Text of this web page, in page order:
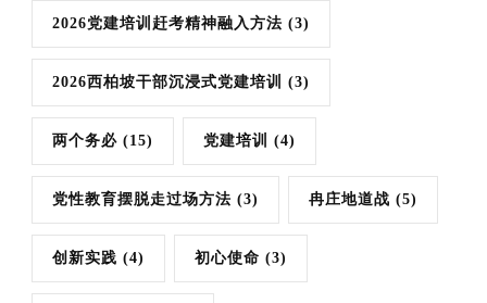
2026党建培训赶考精神融入方法 (3)
2026西柏坡干部沉浸式党建培训 (3)
两个务必 (15) 党建培训 (4)
党性教育摆脱走过场方法 (3) 冉庄地道战 (5)
创新实践 (4) 初心使命 (3)